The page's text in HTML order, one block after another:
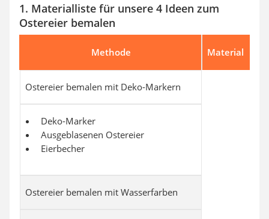
1. Materialliste für unsere 4 Ideen zum
Ostereier bemalen
Methode Material
Ostereier bemalen mit Deko-Markern
Deko-Marker
Ausgeblasenen Ostereier
Eierbecher
Ostereier bemalen mit Wasserfarben